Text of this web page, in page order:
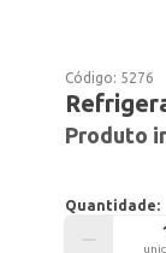
Código: 5276
Produto
Quantidade: